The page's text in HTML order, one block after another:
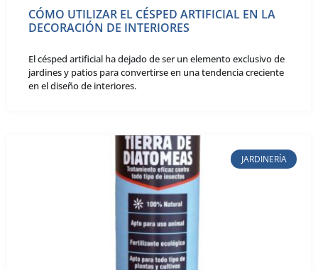
CÓMO UTILIZAR EL CÉSPED ARTIFICIAL EN LA
DECORACIÓN DE INTERIORES
El césped artificial ha dejado de ser un elemento exclusivo de
jardines y patios para convertirse en una tendencia creciente
en el diseño de interiores.
JARDINERÍA